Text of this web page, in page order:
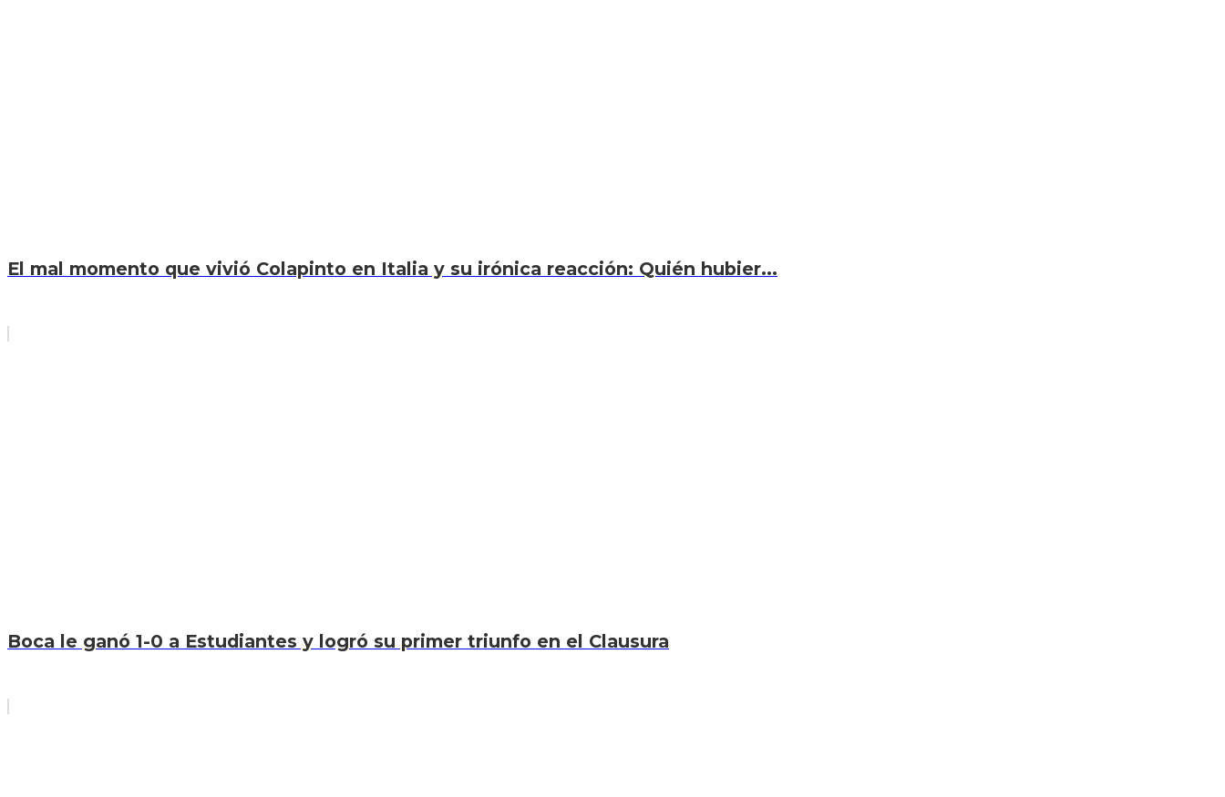
El mal momento que vivió Colapinto en Italia y su irónica reacción: Quién hubier...
Boca le ganó 1-0 a Estudiantes y logró su primer triunfo en el Clausura